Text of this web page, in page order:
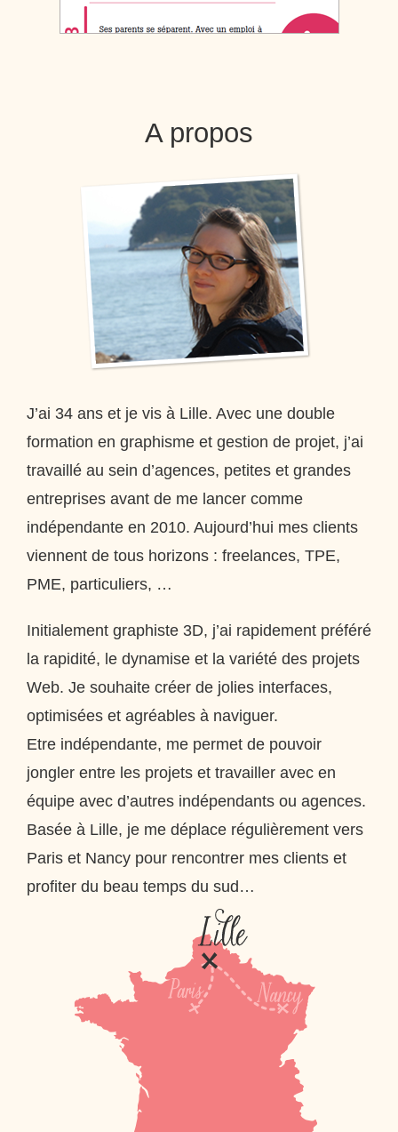
A propos
J’ai 34 ans et je vis à Lille. Avec une double
formation en graphisme et gestion de projet, j’ai
travaillé au sein d’agences, petites et grandes
entreprises avant de me lancer comme
indépendante en 2010. Aujourd’hui mes clients
viennent de tous horizons : freelances, TPE,
PME, particuliers, …
Initialement graphiste 3D, j’ai rapidement préféré
la rapidité, le dynamise et la variété des projets
Web. Je souhaite créer de jolies interfaces,
optimisées et agréables à naviguer.
Etre indépendante, me permet de pouvoir
jongler entre les projets et travailler avec en
équipe avec d’autres indépendants ou agences.
Basée à Lille, je me déplace régulièrement vers
Paris et Nancy pour rencontrer mes clients et
profiter du beau temps du sud…